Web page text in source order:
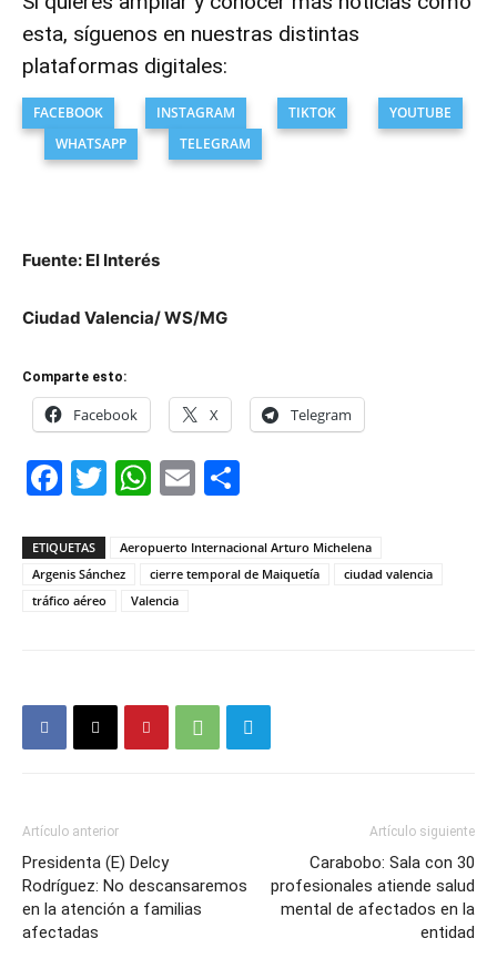
esta, síguenos en nuestras distintas
plataformas digitales:
FACEBOOK INSTAGRAM TIKTOK
YOUTUBE
WHATSAPP
TELEGRAM
Fuente: El Interés
Ciudad Valencia/ WS/MG
Comparte esto:
Facebook X Telegram
Facebook
Twitter
WhatsApp
Email
ETIQUETAS
Aeropuerto Internacional Arturo Michelena
Argenis Sánchez
cierre temporal de Maiquetía
ciudad valencia
tráfico aéreo
Valencia
Artículo anterior
Presidenta (E) Delcy
Rodríguez: No descansaremos
en la atención a familias
afectadas
Artículo siguiente
Carabobo: Sala con 30
profesionales atiende salud
mental de afectados en la
entidad